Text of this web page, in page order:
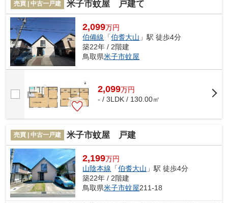
売買 | 中古一戸建 米子市蚊屋 戸建て
2,099万円
伯備線 「伯耆大山 」駅 徒歩4分
築22年 / 2階建
鳥取県米子市蚊屋
2,099万円
- / 3LDK / 130.00㎡
売買 | 中古一戸建 米子市蚊屋 戸建
2,199万円
山陰本線 「伯耆大山 」駅 徒歩4分
築22年 / 2階建
鳥取県米子市蚊屋211-18